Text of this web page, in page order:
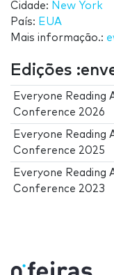
Cidade: New York
País: EUA
Mais informação.:
Edições
Everyone Reading
Conference 2026
Everyone Reading
Conference 2025
Everyone Reading
Conference 2023